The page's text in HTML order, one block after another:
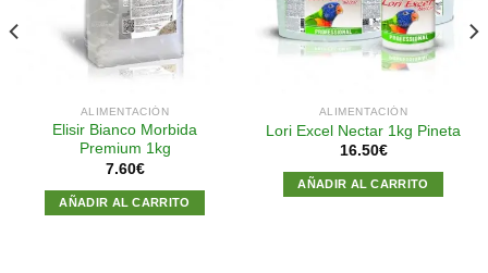
ALIMENTACIÓN
Elisir Bianco Morbida
Premium 1kg
7.60€
AÑADIR AL CARRITO
deseos
ALIMENTACIÓN
Lori Excel Nectar 1kg Pineta
16.50€
AÑADIR AL CARRITO